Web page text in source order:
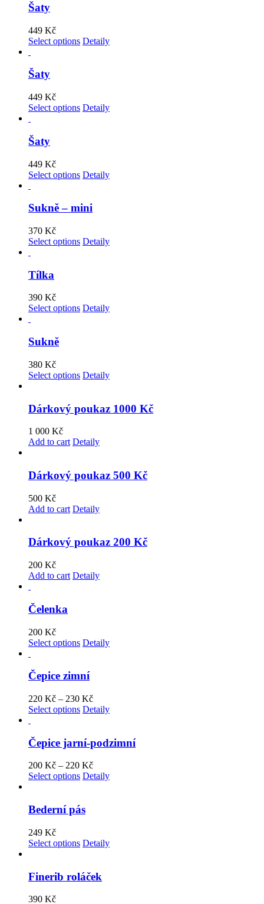
Šaty
449 Kč
Select options Detaily
Šaty
449 Kč
Select options Detaily
Šaty
449 Kč
Select options Detaily
Sukně – mini
370 Kč
Select options Detaily
Tílka
390 Kč
Select options Detaily
Sukně
380 Kč
Select options Detaily
Dárkový poukaz 1000 Kč
1 000 Kč
Add to cart Detaily
Dárkový poukaz 500 Kč
500 Kč
Add to cart Detaily
Dárkový poukaz 200 Kč
200 Kč
Add to cart Detaily
Čelenka
200 Kč
Select options Detaily
Čepice zimní
220 Kč – 230 Kč
Select options Detaily
Čepice jarní-podzimní
200 Kč – 220 Kč
Select options Detaily
Bederní pás
249 Kč
Select options Detaily
Finerib roláček
390 Kč